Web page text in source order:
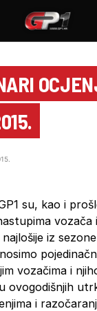
su, kao i
vozača
iz
vozačima i
ovogodišnjih
i